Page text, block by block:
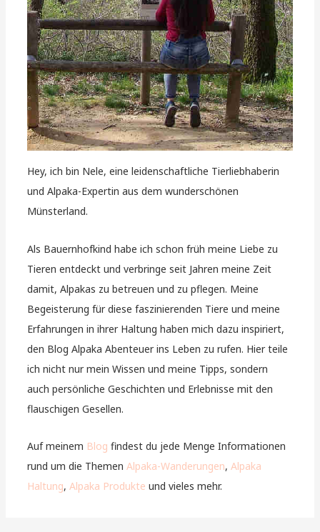
Hey, ich bin Nele, eine leidenschaftliche Tierliebhaberin
und Alpaka-Expertin aus dem wunderschönen
Münsterland.
Als Bauernhofkind habe ich schon früh meine Liebe zu
Tieren entdeckt und verbringe seit Jahren meine Zeit
damit, Alpakas zu betreuen und zu pflegen. Meine
Begeisterung für diese faszinierenden Tiere und meine
Erfahrungen in ihrer Haltung haben mich dazu inspiriert,
den Blog Alpaka Abenteuer ins Leben zu rufen. Hier teile
ich nicht nur mein Wissen und meine Tipps, sondern
auch persönliche Geschichten und Erlebnisse mit den
flauschigen Gesellen.
Auf meinem Blog findest du jede Menge Informationen
rund um die ThemenAlpaka-Wanderungen,Alpaka
Haltung,Alpaka Produkte und vieles mehr.